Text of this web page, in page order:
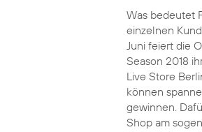
Was bedeutet
einzelnen
Juni feiert die O
Season 2018
Live Store
können
gewinnen.
Shop am